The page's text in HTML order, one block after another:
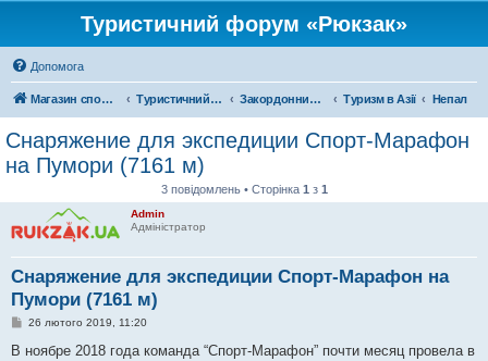
Туристичний форум «Рюкзак»
Допомога
Магазин спорядження Туристичний форум «Рюкзак» Закордонний туризм Туризм в Азії Непал
Снаряжение для экспедиции Спорт-Марафон
на Пумори (7161 м)
3 повідомлень • Сторінка 1 з 1
Admin
Адміністратор
Снаряжение для экспедиции Спорт-Марафон на
Пумори (7161 м)
П
в
26 лютого 2019, 11:20
В ноябре 2018 года команда “Спорт-Марафон” почти месяц провела в